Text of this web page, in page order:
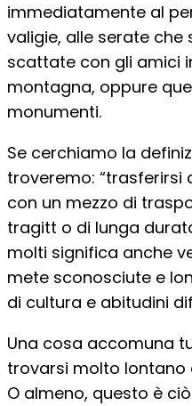
immediatamente al
valigie, alle serate che
scattate con gli amici
montagna, oppure
monumenti.
Se cerchiamo la
troveremo: “trasferirsi
con un mezzo di
tragitt o di lunga
molti significa anche
mete sconosciute e
di cultura e abitudini
Una cosa accomuna
trovarsi molto lontano
O almeno, questo è